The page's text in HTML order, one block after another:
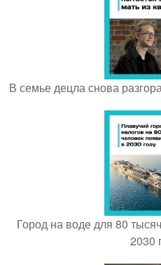
В семье децла снова
Город на воде для 80
2030